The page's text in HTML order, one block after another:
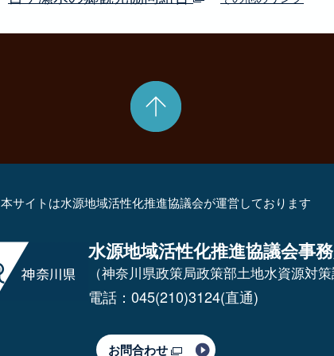
本サイトは水源地域活性化推進協議会が運営しております
水源地域活性化推進協議会事
（神奈川県政策局政策部土地水資源対
電話：045(210)3124(直通)
お問合わせ